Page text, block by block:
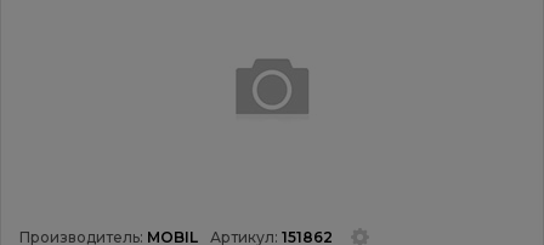
Производитель: MOBIL Артикул: 151862